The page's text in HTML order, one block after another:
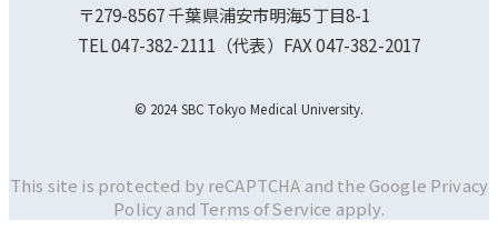
〒279-8567 千葉県浦安市明海5丁目8-1
TEL 047-382-2111（代表）FAX 047-382-2017
© 2024 SBC Tokyo Medical University.
This site is protected by reCAPTCHA and the Google Privacy
Policy and Terms of Service apply.